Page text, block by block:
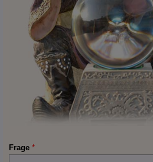
Frage *